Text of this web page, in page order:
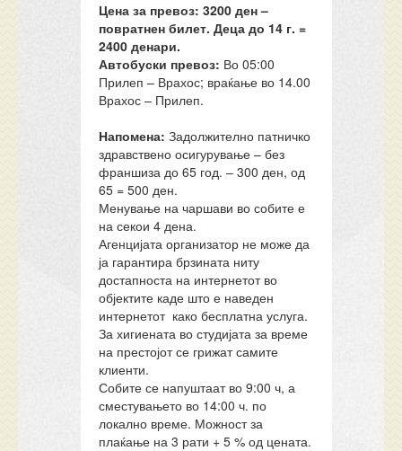
Цена за превоз: 3200 ден –
повратнен билет. Деца до 14 г. =
2400 денари.
Автобуски превоз: Во 05:00
Прилеп – Врахос; враќање во 14.00
Врахос – Прилеп.
Напомена: Задолжително патничко
здравствено осигурување – без
франшиза до 65 год. – 300 ден, од
65 = 500 ден.
Менување на чаршави во собите е
на секои 4 дена.
Агенцијата организатор не може да
ја гарантира брзината ниту
достапноста на интернетот во
објектите каде што е наведен
интернетот како бесплатна услуга.
За хигиената во студијата за време
на престојот се грижат самите
клиенти.
Собите се напуштаат во 9:00 ч, а
сместувањето во 14:00 ч. по
локално време. Можност за
плаќање на 3 рати + 5 % од цената.